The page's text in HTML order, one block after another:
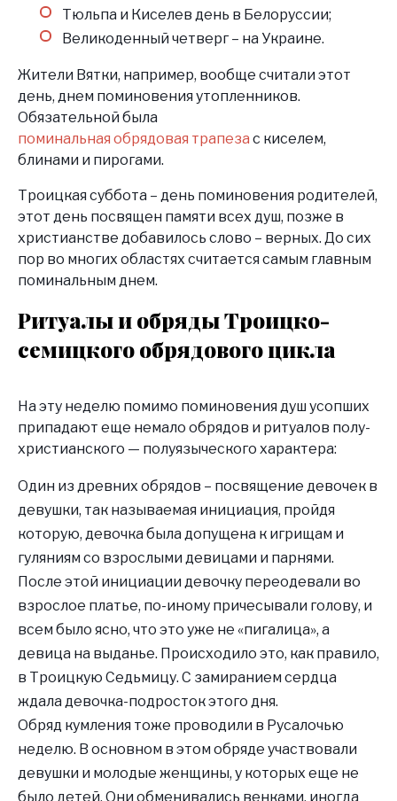
Тюльпа и Киселев день в Белоруссии;
Великоденный четверг – на Украине.
Жители Вятки, например, вообще считали этот
день, днем поминовения утопленников.
Обязательной была
поминальная обрядовая трапеза с киселем,
блинами и пирогами.
Троицкая суббота – день поминовения родителей,
этот день посвящен памяти всех душ, позже в
христианстве добавилось слово – верных. До сих
пор во многих областях считается самым главным
поминальным днем.
Ритуалы и обряды Троицко-
семицкого обрядового цикла
На эту неделю помимо поминовения душ усопших
припадают еще немало обрядов и ритуалов полу-
христианского — полуязыческого характера:
Один из древних обрядов – посвящение девочек в
девушки, так называемая инициация, пройдя
которую, девочка была допущена к игрищам и
гуляниям со взрослыми девицами и парнями.
После этой инициации девочку переодевали во
взрослое платье, по-иному причесывали голову, и
всем было ясно, что это уже не «пигалица», а
девица на выданье. Происходило это, как правило,
в Троицкую Седьмицу. С замиранием сердца
ждала девочка-подросток этого дня.
Обряд кумления тоже проводили в Русалочью
неделю. В основном в этом обряде участвовали
девушки и молодые женщины, у которых еще не
было детей. Они обменивались венками, иногда